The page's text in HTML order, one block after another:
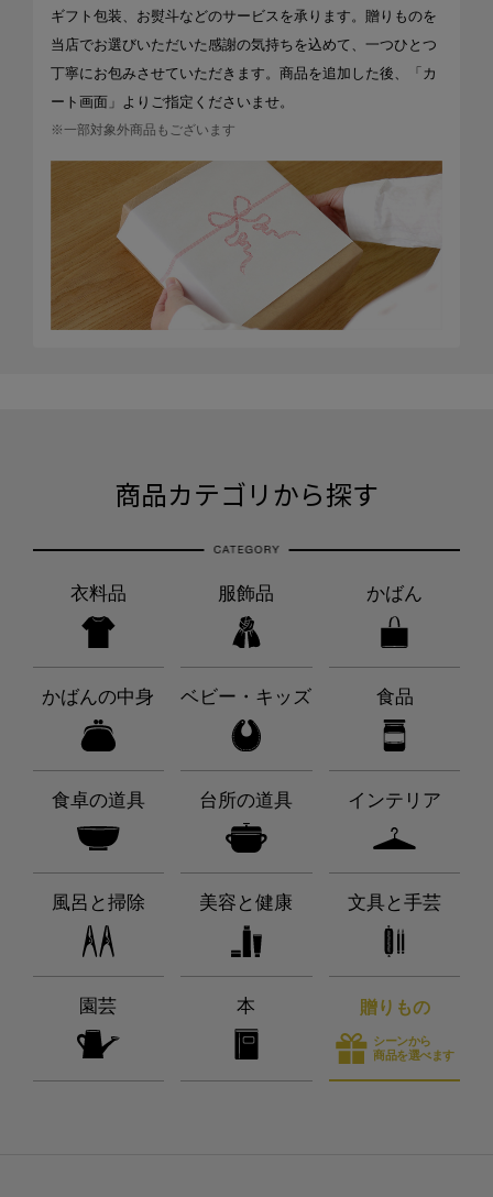
ギフト包装、お熨斗などのサービスを承ります。贈りものを
当店でお選びいただいた感謝の気持ちを込めて、一つひとつ
丁寧にお包みさせていただきます。商品を追加した後、「カ
ート画面」よりご指定くださいませ。
※一部対象外商品もございます
商品カテゴリから探す
衣料品 服飾品 かばん
かばんの中身 ベビー・キッズ 食品
食卓の道具 台所の道具 インテリア
風呂と掃除 美容と健康 文具と手芸
園芸 本 贈りもの
シーンから
商品を選べます